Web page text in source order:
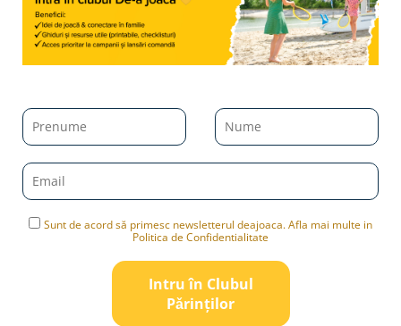
Sunt de acord să primesc newsletterul deajoaca. Afla mai multe in
Politica de Confidentialitate
Intru în Clubul
Pǎrinților